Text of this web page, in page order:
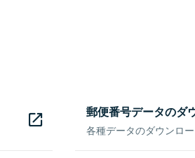
郵便番号データのダ
各種データのダウンロ